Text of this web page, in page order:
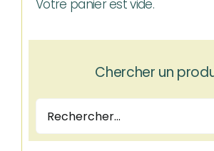
Votre panier est vide.
Chercher un
Rechercher: